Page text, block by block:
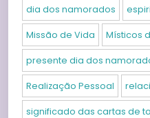
dia dos namorados
Missão de Vida Místicos
presente dia dos
Realização Pessoal
significado das cartas de